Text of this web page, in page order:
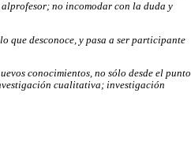
no incomodar con la duda y
que desconoce, y pasa a ser participante
conocimientos, no sólo desde el punto
cualitativa; investigación